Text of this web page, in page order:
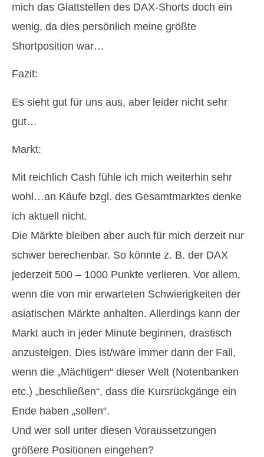
mich das Glattstellen des DAX-Shorts doch ein
wenig, da dies persönlich meine größte
Shortposition war…
Fazit:
Es sieht gut für uns aus, aber leider nicht sehr
gut…
Markt:
Mit reichlich Cash fühle ich mich weiterhin sehr
wohl…an Käufe bzgl. des Gesamtmarktes denke
ich aktuell nicht.
Die Märkte bleiben aber auch für mich derzeit nur
schwer berechenbar. So könnte z. B. der DAX
jederzeit 500 – 1000 Punkte verlieren. Vor allem,
wenn die von mir erwarteten Schwierigkeiten der
asiatischen Märkte anhalten. Allerdings kann der
Markt auch in jeder Minute beginnen, drastisch
anzusteigen. Dies ist/wäre immer dann der Fall,
wenn die „Mächtigen“ dieser Welt (Notenbanken
etc.) „beschließen“, dass die Kursrückgänge ein
Ende haben „sollen“.
Und wer soll unter diesen Voraussetzungen
größere Positionen eingehen?